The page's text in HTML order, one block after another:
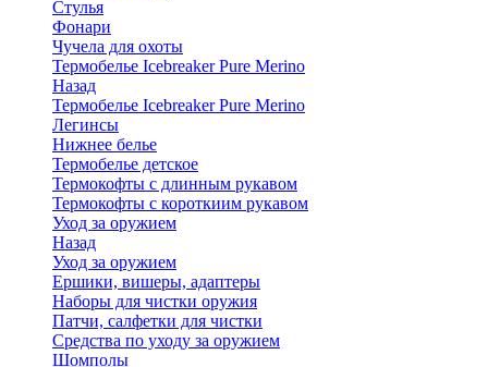
Стулья
Фонари
Чучела для охоты
Термобелье Icebreaker Pure Merino
Назад
Термобелье Icebreaker Pure Merino
Легинсы
Нижнее белье
Термобелье детское
Термокофты с длинным рукавом
Термокофты с короткиим рукавом
Уход за оружием
Назад
Уход за оружием
Ершики, вишеры, адаптеры
Наборы для чистки оружия
Патчи, салфетки для чистки
Средства по уходу за оружием
Шомполы